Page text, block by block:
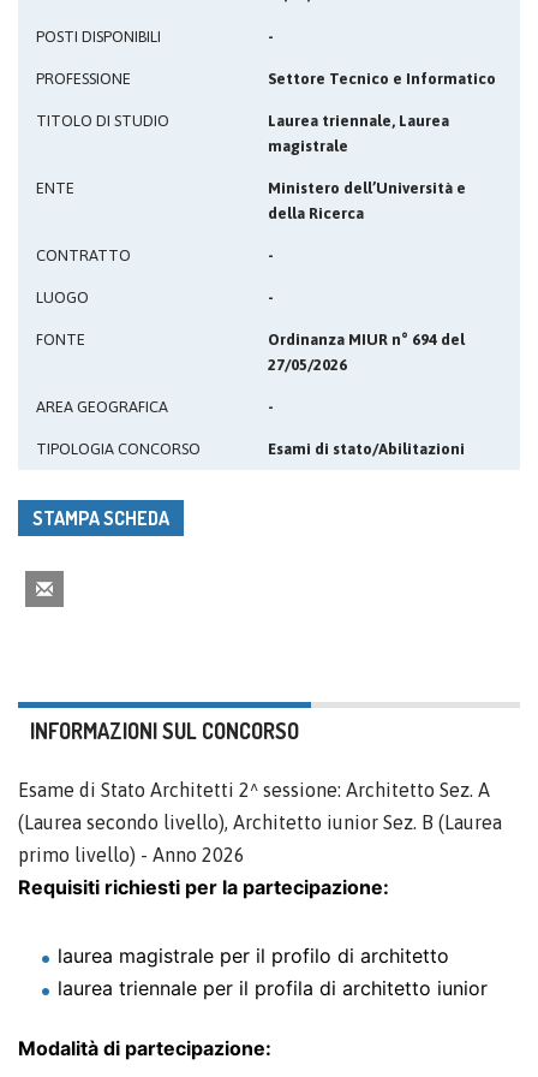
POSTI DISPONIBILI -
PROFESSIONE Settore Tecnico e Informatico
TITOLO DI STUDIO
Laurea triennale, Laurea
magistrale
ENTE
Ministero dell’Università e
della Ricerca
CONTRATTO -
LUOGO -
FONTE
Ordinanza MIUR n° 694 del
27/05/2026
AREA GEOGRAFICA -
TIPOLOGIA CONCORSO Esami di stato/Abilitazioni
STAMPA SCHEDA
INFORMAZIONI SUL CONCORSO
Esame di Stato Architetti 2^ sessione: Architetto Sez. A
(Laurea secondo livello), Architetto iunior Sez. B (Laurea
primo livello) - Anno 2026
Requisiti richiesti per la partecipazione:
laurea magistrale per il profilo di architetto
laurea triennale per il profila di architetto iunior
Modalità di partecipazione: